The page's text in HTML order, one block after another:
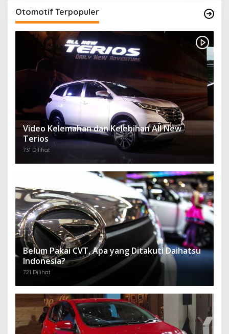
Otomotif Terpopuler
Video Kelemahan dan Kelebihan All New
Terios
731 Dilihat
Belum Pakai CVT, Apa yang Ditakuti Daihatsu
Indonesia?
721 Dilihat